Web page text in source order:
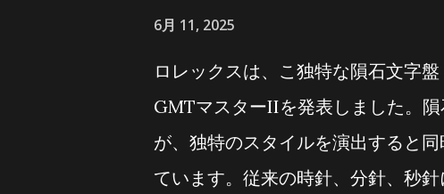
6月 11, 2025
ロレックスは、こ独特な隕石文字
GMTマスターIIを発表しました。
が、独特のスタイルを演出すると
ています。従来の時針、分針、秒